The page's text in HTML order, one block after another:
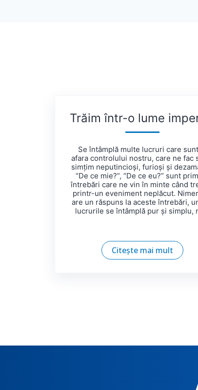
Se întâmplă multe lucruri care
afara controlului nostru, care ne fac
simțim neputincioși, furioși și
“De ce mie?”, “De ce eu?” sunt
întrebări care ne vin în minte când
printr-un eveniment neplăcut.
are un răspuns la aceste întrebări,
lucrurile se întâmplă pur și simplu,
Citește mai mult